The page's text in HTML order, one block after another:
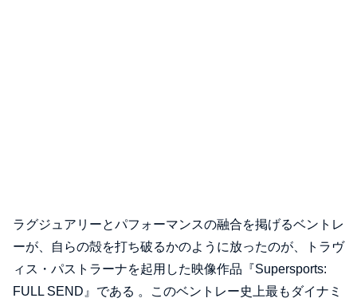
ラグジュアリーとパフォーマンスの融合を掲げるベントレ
ーが、自らの殻を打ち破るかのように放ったのが、トラヴ
ィス・パストラーナを起用した映像作品『Supersports:
FULL SEND』である 。このベントレー史上最もダイナミ